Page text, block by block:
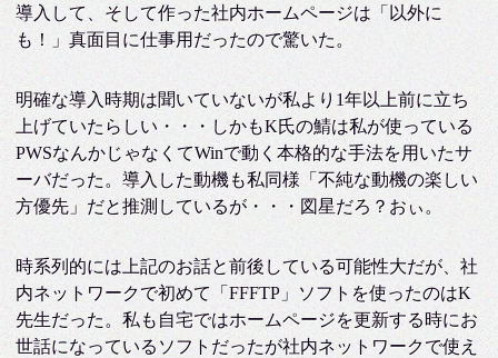
導入して、そして作った社内ホームページは「以外に
も！」真面目に仕事用だったので驚いた。
明確な導入時期は聞いていないが私より1年以上前に立ち
上げていたらしい・・・しかもK氏の鯖は私が使っている
PWSなんかじゃなくてWinで動く本格的な手法を用いたサ
ーバだった。導入した動機も私同様「不純な動機の楽しい
方優先」だと推測しているが・・・図星だろ？おぃ。
時系列的には上記のお話と前後している可能性大だが、社
内ネットワークで初めて「FFFTP」ソフトを使ったのはK
先生だった。私も自宅ではホームページを更新する時にお
世話になっているソフトだったが社内ネットワークで使え